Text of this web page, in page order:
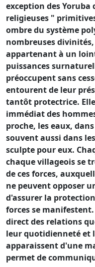
exception des
religieuses "
ombre du système
nombreuses
appartenant à un
puissances
préoccupent sans
entourent de leur
tantôt protectrice.
immédiat des
proche, les eaux,
souvent aussi dans
sculpte pour eux.
chaque villageois se
de ces forces,
ne peuvent opposer
d'assurer la
forces se
direct des relations
leur quotidienneté et
apparaissent d'une
permet de